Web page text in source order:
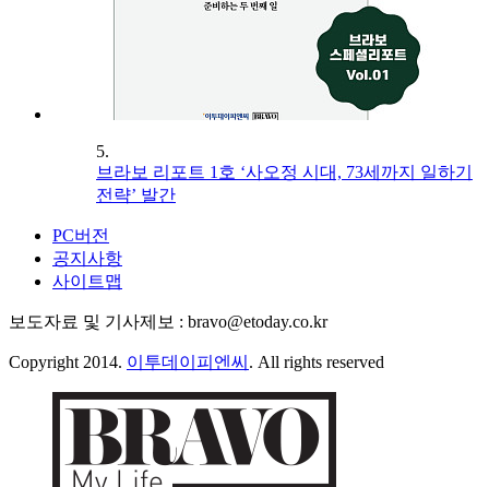
5.
브라보 리포트 1호 ‘사오정 시대, 73세까지 일하기
전략’ 발간
PC버전
공지사항
사이트맵
보도자료 및 기사제보 : bravo@etoday.co.kr
Copyright 2014. 이투데이피엔씨 . All rights reserved